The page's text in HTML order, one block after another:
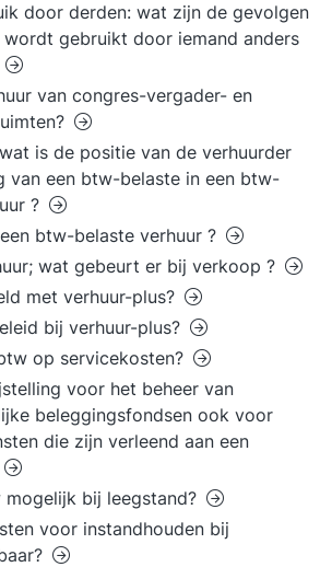
door derden: wat zijn de gevolgen
wordt gebruikt door iemand anders
van congres-vergader- en
is de positie van de verhuurder
van een btw-belaste in een btw-
?
btw-belaste verhuur ?
wat gebeurt er bij verkoop ?
met verhuur-plus?
bij verhuur-plus?
op servicekosten?
voor het beheer van
beleggingsfondsen ook voor
die zijn verleend aan een
bij leegstand?
voor instandhouden bij